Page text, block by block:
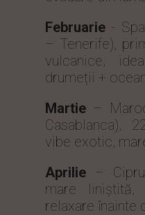
Februarie -
– Tenerife),
vulcanice,
drumeții +
Martie –
Casablanca),
vibe exotic,
Aprilie –
mare liniștită,
relaxare înainte